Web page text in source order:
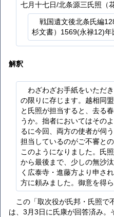
七月十七日/北条源三氏照（
戦国遺文後北条氏編
杉文書）1569(永禄12)年
解釈
わざわざお手紙をいただ
の限りに存じます。越相同
と氏照が担当すると、去る
うか。拙者においてはその
るに今回、両方の使者が伺
担当しているのがご不審と
このようになりました。氏
から最後まで、少しの無沙
く広泰寺・進藤方より申さ
方に頼みました。御意を得ら
この「取次役が氏邦・氏照で
は、3月3日に氏康が回答済み。